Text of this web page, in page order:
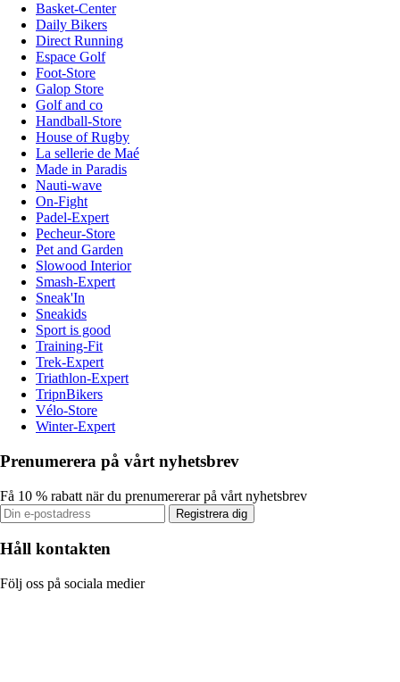
Basket-Center
Daily Bikers
Direct Running
Espace Golf
Foot-Store
Galop Store
Golf and co
Handball-Store
House of Rugby
La sellerie de Maé
Made in Paradis
Nauti-wave
On-Fight
Padel-Expert
Pecheur-Store
Pet and Garden
Slowood Interior
Smash-Expert
Sneak'In
Sneakids
Sport is good
Training-Fit
Trek-Expert
Triathlon-Expert
TripnBikers
Vélo-Store
Winter-Expert
Prenumerera på vårt nyhetsbrev
Få 10 % rabatt när du prenumererar på vårt nyhetsbrev
Registrera dig
Håll kontakten
Följ oss på sociala medier